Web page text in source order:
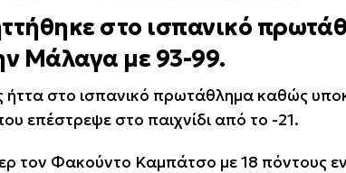
στο ισπανικό
Μάλαγα με 93-99.
στο ισπανικό πρωτάθλημα καθώς
επέστρεψε στο παιχνίδι από το -21.
τον Φακούντο Καμπάτσο με 18 πόντους